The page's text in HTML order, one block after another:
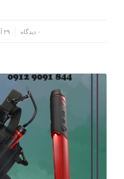
۰ دیدگاه ۲۹ آبان ۱۴۰۳